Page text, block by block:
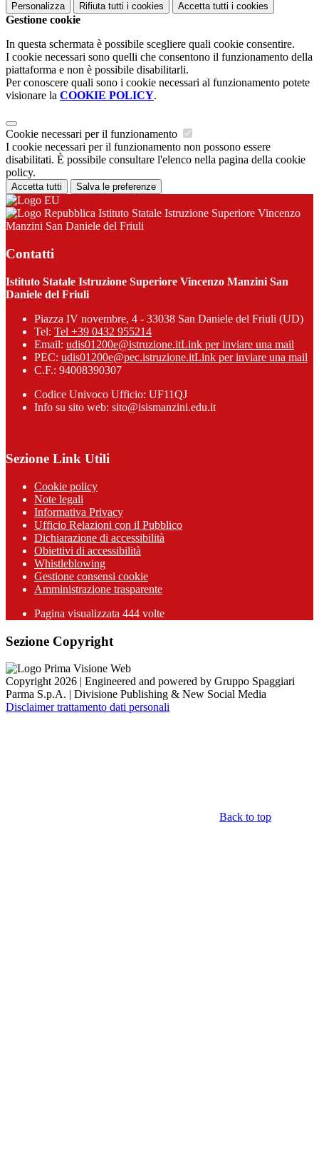
Personalizza Rifiuta tutti i cookies Accetta tutti i cookies
Gestione cookie
In questa schermata è possibile scegliere quali cookie consentire.
I cookie necessari sono quelli che consentono il funzionamento della
piattaforma e non è possibile disabilitarli.
Per conoscere quali sono i cookie necessari al funzionamento potete
visionare la COOKIE POLICY.
Cookie necessari per il funzionamento
I cookie necessari per il funzionamento non possono essere
disabilitati. È possibile consultare l'elenco nella pagina della cookie
policy.
Accetta tutti Salva le preferenze
Istituto Statale Istruzione Superiore Vincenzo
Manzini San Daniele del Friuli
Contatti
Istituto Statale Istruzione Superiore Vincenzo Manzini San
Daniele del Friuli
Piazza IV novembre, 4 - 33038 San Daniele del Friuli (UD)
Tel: Tel +39 0432 955214
Email: udis01200e@istruzione.itLink per inviare una mail
PEC: udis01200e@pec.istruzione.itLink per inviare una mail
C.F.: 94008390307
Codice Univoco Ufficio: UF11QJ
Info su sito web: sito@isismanzini.edu.it
Sezione Link Utili
Cookie policy
Note legali
Informativa Privacy
Ufficio Relazioni con il Pubblico
Dichiarazione di accessibilità
Obiettivi di accessibilità
Whistleblowing
Gestione consensi cookie
Amministrazione trasparente
Pagina visualizzata 444 volte
Sezione Copyright
Copyright 2026 | Engineered and powered by Gruppo Spaggiari
Parma S.p.A. | Divisione Publishing & New Social Media
Disclaimer trattamento dati personali
Back to top